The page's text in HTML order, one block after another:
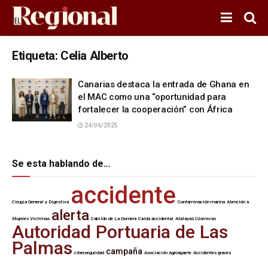
Etiqueta: Celia Alberto
Canarias destaca la entrada de Ghana en
el MAC como una “oportunidad para
fortalecer la cooperación” con África
24/06/2025
Se esta hablando de…
Cirugía General y Digestiva accidente Contaminación marina Atención a
Mujeres Víctimas alerta Cabildo de La Gomera Caída accidental Atalayas Cósmicas
Autoridad Portuaria de Las
Palmas ciberseguridad campaña Asociación Agroagaete Accidentes graves